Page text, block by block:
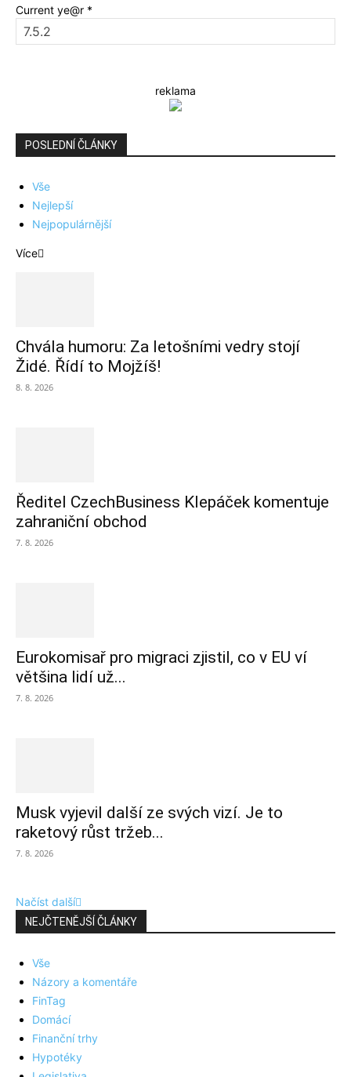
Current ye@r *
reklama
POSLEDNÍ ČLÁNKY
Vše
Nejlepší
Nejpopulárnější
Více
Chvála humoru: Za letošními vedry stojí
Židé. Řídí to Mojžíš!
8. 8. 2026
Ředitel CzechBusiness Klepáček komentuje
zahraniční obchod
7. 8. 2026
Eurokomisař pro migraci zjistil, co v EU ví
většina lidí už...
7. 8. 2026
Musk vyjevil další ze svých vizí. Je to
raketový růst tržeb...
7. 8. 2026
Načíst další
NEJČTENĚJŠÍ ČLÁNKY
Vše
Názory a komentáře
FinTag
Domácí
Finanční trhy
Hypotéky